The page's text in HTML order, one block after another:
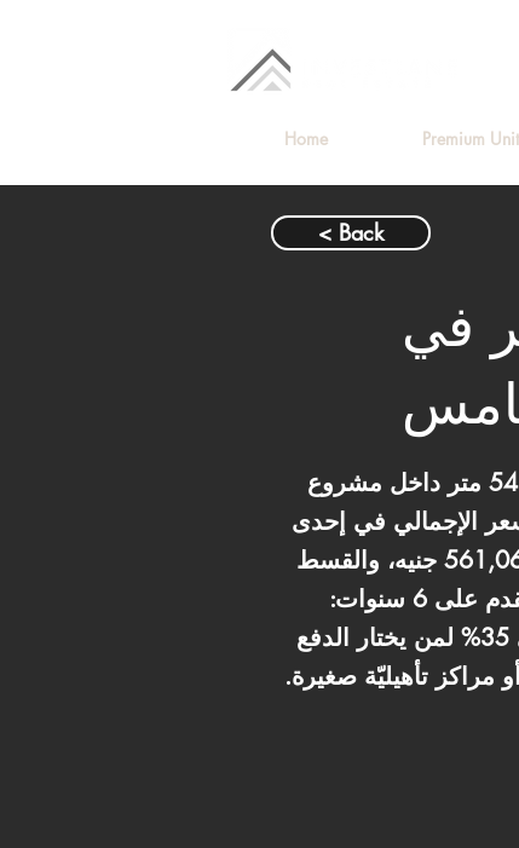
Home Premium
< Back
بمساحة 54 متر في
عيادة متشطب بالكامل بالتكييفات بمساحة 54 متر داخل مشروع Hilite Business Complex بالتجمع الخامس.
الإجمالي في إحدى
مراحل الدفع 5,610,600 جنيه مع نظام 10% مقدم وتقسيط على 7 سنوات: المقدم 561,060 جنيه، والقسط
الشهري 60,113 جنيه. خيار دفع آخر مع تكلفة إجمالية 5,340,600 جنيه ونظام 10% مقدم على 6 سنوات:
المقدم 534,060 جنيه، والقسط الشهري 66,757 جنيه. كما يوجد خصم نقدي يصل إلى 35% لمن يختار الدفع
مراكز تأهيليّة صغيرة.